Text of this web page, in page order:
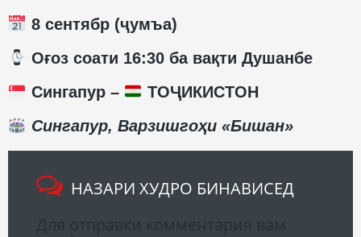
8 сентябр (ҷумъа)
️ Оғоз соати 16:30 ба вақти Душанбе
Сингапур –
ТОҶИКИСТОН
Сингапур, Варзишгоҳи «Бишан»
НАЗАРИ ХУДРО БИНАВИСЕД